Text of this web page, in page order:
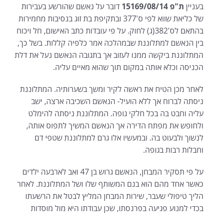
בעניין ת"פ 15169/08/14
דובר על נאשם שהורשע בעבירות
של כליאת שווא לפי ס'377 ובתקיפת בת זוג בנסיבות מחמירות
בהתאם לס'382(ג) לחוק. על פי עובדות כתב האישום, חל ויכוח
בין הנאשם למתלוננת שבמהלכה אמר כלפיה קללות. בשל כך,
המתלוננת ביקשה ממנו לעזוב אך בתגובה הנאשם נעל את דלת
הכניסה וכלא אותה במקום תוך שהוא מאיים עליה.
לאחר מכן הטיח את ראשה לקיר ומשך בשערותיה. המתלוננת
ניסתה לברוח אך ללא הועיל- הנאשם השכיבה ארצה, ישב
עליה וחבט בה בכל חלקי גופה. המתלוננת ניסתה להימלט
ולחופש את מפתח הדירה אך הנאשם המשיך לתפוס אותה,
לנשוך ולבעוט בה. ובמעשיו אלו גרם למתלוננת שטפי דם
וחבלות רבות בגופה.
על פי תסקיר המבחן, הנאשם גרוש בן 47 ואב לארבעה ילדים
כאשר אחד מהם הוא בנם המשותף שלו ושל המתלוננת. לאחר
הליך טיפולי שעבר, שירות המבחן המליץ לבטל את הרשעתו
בכדי למנוע פגיעה בפרנסתו, שכן עבודתו היא מול מוסדות